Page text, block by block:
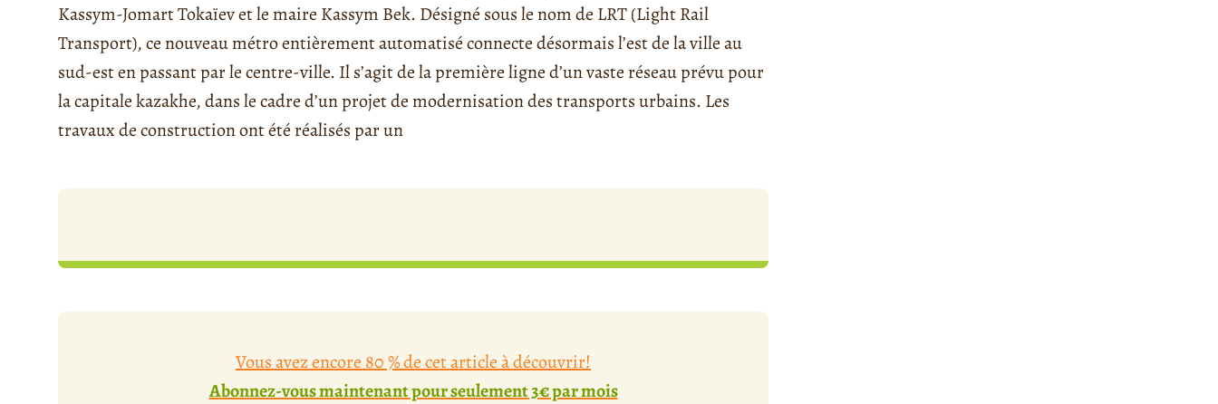
Kassym-Jomart Tokaïev et le maire Kassym Bek. Désigné sous le nom de LRT (Light Rail
Transport), ce nouveau métro entièrement automatisé connecte désormais l’est de la ville au
sud-est en passant par le centre-ville. Il s’agit de la première ligne d’un vaste réseau prévu pour
la capitale kazakhe, dans le cadre d’un projet de modernisation des transports urbains. Les
travaux de construction ont été réalisés par un
Vous avez encore 80 % de cet article à découvrir!
Abonnez-vous maintenant pour seulement 3€ par mois